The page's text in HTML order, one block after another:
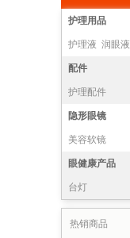
护理用品
护理液 润眼液
双氧水
配件
护理配件
隐形眼镜
美容软镜
眼健康产品
台灯
热销商品